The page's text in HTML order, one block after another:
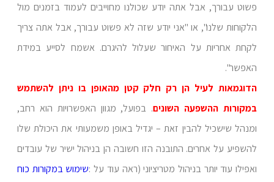
פשוט עבורך, אבל אתה יודע שכולנו מחוייבים לעמוד בזמנים מול
הלקוחות שלנו", או "אני יודע שזה לא פשוט עבורך, אבל אתה צריך
לקחת אחריות על האיחור שעלול להיגרם. אשמח לסייע במידת
האפשר".
הדוגמאות לעיל הן רק חלק קטן מהאופן בו ניתן להשתמש
במקורות ההשפעה השונים. בפועל, מגוון האפשרויות הוא רחב,
ומנהל שישכיל להבין זאת – יגדיל באופן משמעותי את היכולת שלו
להשפיע על אחרים. התובנה הזו חשובה הן בניהול ישיר של עובדים
ואפילו עוד יותר בניהול מטריציוני (ראה עוד על :שימוש במקורות כוח